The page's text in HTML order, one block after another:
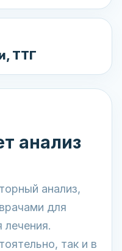
ТТГ
анализ
анализ,
для
лечения.
так и в